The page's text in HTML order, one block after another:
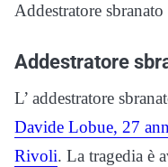
Addestratore
Addestratore
L’ addestratore
Davide Lobue, 27
Rivoli. La tragedia è